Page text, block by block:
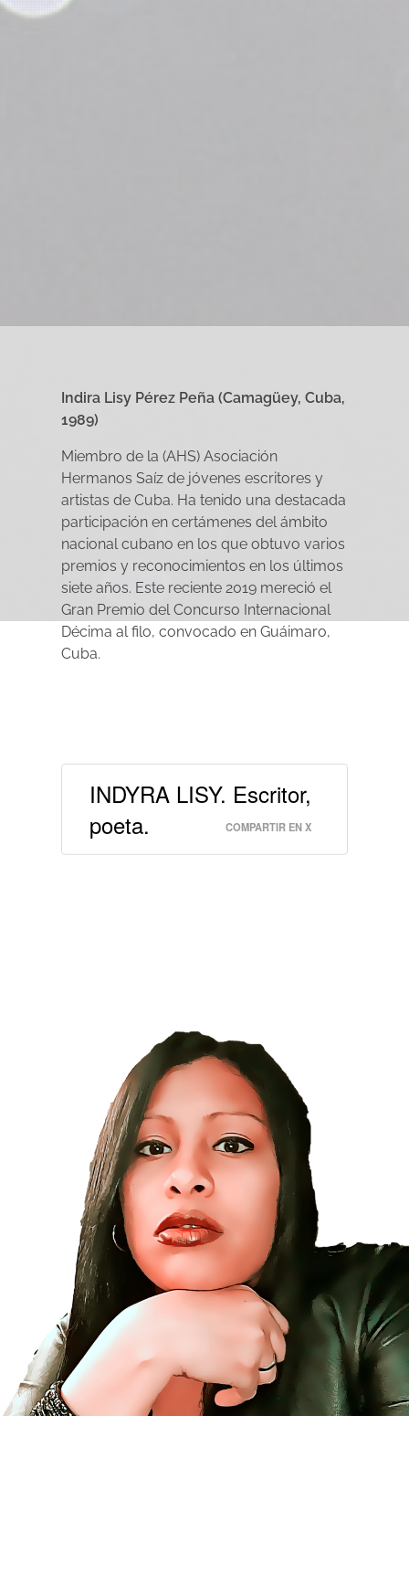
Indira Lisy Pérez Peña (Camagüey, Cuba,
1989)
Miembro de la (AHS) Asociación
Hermanos Saíz de jóvenes escritores y
artistas de Cuba. Ha tenido una destacada
participación en certámenes del ámbito
nacional cubano en los que obtuvo varios
premios y reconocimientos en los últimos
siete años. Este reciente 2019 mereció el
Gran Premio del Concurso Internacional
Décima al filo, convocado en Guáimaro,
Cuba.
INDYRA LISY. Escritor,
poeta.
COMPARTIR EN X